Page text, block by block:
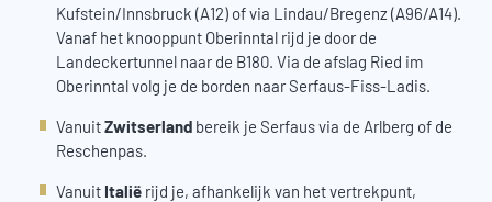
Kufstein/Innsbruck (A12) of via Lindau/Bregenz (A96/A14).
Vanaf het knooppunt Oberinntal rijd je door de
Landeckertunnel naar de B180. Via de afslag Ried im
Oberinntal volg je de borden naar Serfaus-Fiss-Ladis.
VanuitZwitserland bereik je Serfaus via de Arlberg of de
Reschenpas.
Vanuit Italië rijd je, afhankelijk van het vertrekpunt,